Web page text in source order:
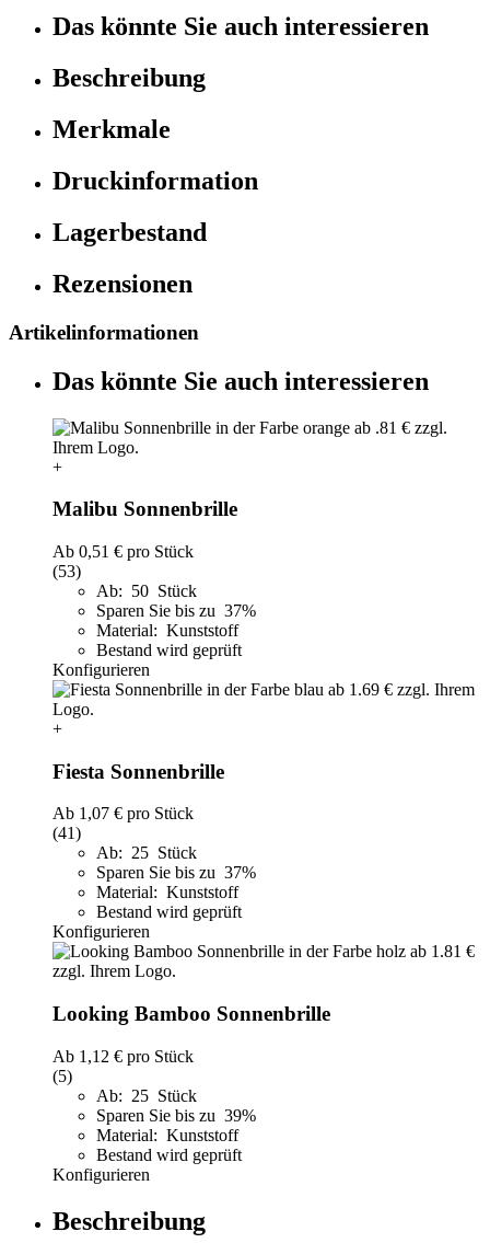
Das könnte Sie auch interessieren
Beschreibung
Merkmale
Druckinformation
Lagerbestand
Rezensionen
Artikelinformationen
Das könnte Sie auch interessieren
+
Malibu Sonnenbrille
Ab 0,51 € pro Stück
(53)
Ab: 50 Stück
Sparen Sie bis zu 37%
Material: Kunststoff
Bestand wird geprüft
Konfigurieren
+
Fiesta Sonnenbrille
Ab 1,07 € pro Stück
(41)
Ab: 25 Stück
Sparen Sie bis zu 37%
Material: Kunststoff
Bestand wird geprüft
Konfigurieren
Looking Bamboo Sonnenbrille
Ab 1,12 € pro Stück
(5)
Ab: 25 Stück
Sparen Sie bis zu 39%
Material: Kunststoff
Bestand wird geprüft
Konfigurieren
Beschreibung